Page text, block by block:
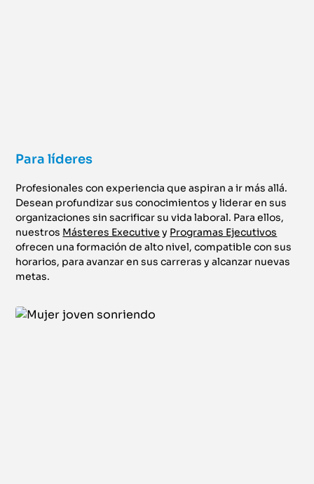
Para líderes
Profesionales con experiencia que aspiran a ir más allá.
Desean profundizar sus conocimientos y liderar en sus
organizaciones sin sacrificar su vida laboral. Para ellos,
nuestros Másteres Executive y Programas Ejecutivos
ofrecen una formación de alto nivel, compatible con sus
horarios, para avanzar en sus carreras y alcanzar nuevas
metas.